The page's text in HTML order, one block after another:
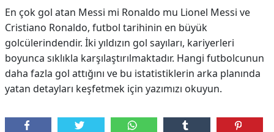
En çok gol atan Messi mi Ronaldo mu Lionel Messi ve
Cristiano Ronaldo, futbol tarihinin en büyük
golcülerindendir. İki yıldızın gol sayıları, kariyerleri
boyunca sıklıkla karşılaştırılmaktadır. Hangi futbolcunun
daha fazla gol attığını ve bu istatistiklerin arka planında
yatan detayları keşfetmek için yazımızı okuyun.